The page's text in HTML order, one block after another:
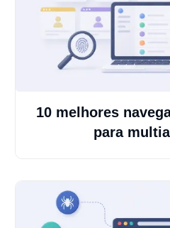
10 melhores
para